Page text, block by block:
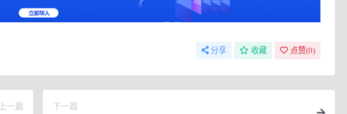
分享 收藏 点赞(0)
上一篇 下一篇